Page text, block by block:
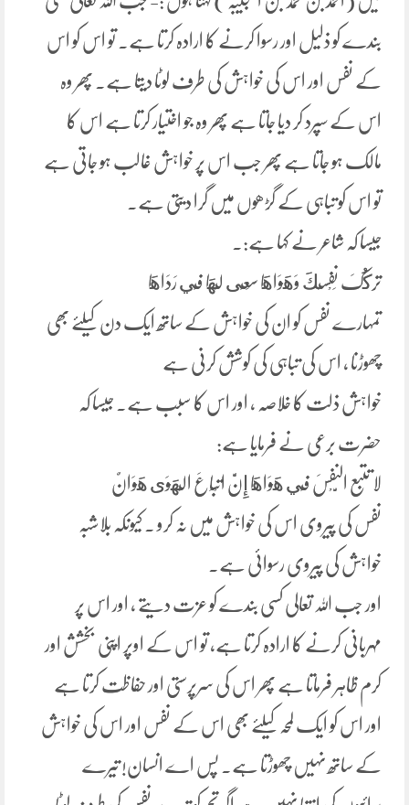
بندے کو ذلیل اور رسوا کرنے کا ارادہ کرتا ہے۔ تو اس کو اس
کے نفس اور اس کی خواہش کی طرف لوٹا دیتا ہے۔ پھر وہ
اس کے سپرد کر دیا جاتا ہے پھر وہ جو اختیار کرتا ہے اس کا
مالک ہو جاتا ہے پھر جب اس پر خواہش غالب ہو جاتی ہے
تو اس کو تباہی کے گڑھوں میں گرا دیتی ہے۔
جیسا کہ شاعر نے کہا ہے:۔
تركُکَ نَفْسَكَ وَهَوَاهَا سَعَى لَهَا فِي رَدَاهَا
تمہارے نفس کو ان کی خواہش کے ساتھ ایک دن کیلئے بھی
چھوڑنا ، اس کی تباہی کی کوشش کرنی ہے
خواہش ذلت کا خلاصہ ، اور اس کا سبب ہے۔ جیسا کہ
حضرت برعی نے فرمایا ہے:
لا تتبع النَّفْسَ فِي هَوَاهَا إِنَّ اتْبَاعَ الْهَوَى هَوَانٌ
نفس کی پیروی اس کی خواہش میں نہ کرو ۔ کیونکہ بلاشبہ
خواہش کی پیروی رسوائی ہے۔
اور جب اللہ تعالی کسی بندے کو عزت دیتے ، اور اس پر
مہربانی کرنے کا ارادہ کرتا ہے، تو اس کے اوپر اپنی بخشش اور
کرم ظاہر فرماتا ہے پھر اس کی سرپرستی اور حفاظت کرتا ہے
اور اس کو ایک لمحہ کیلئے بھی اس کے نفس اور اس کی خواہش
کے ساتھ نہیں چھوڑتا ہے۔ پس اے انسان! تیرے